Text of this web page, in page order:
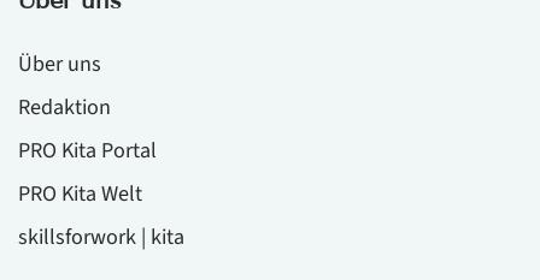
Über uns
Redaktion
PRO Kita Portal
PRO Kita Welt
skillsforwork | kita